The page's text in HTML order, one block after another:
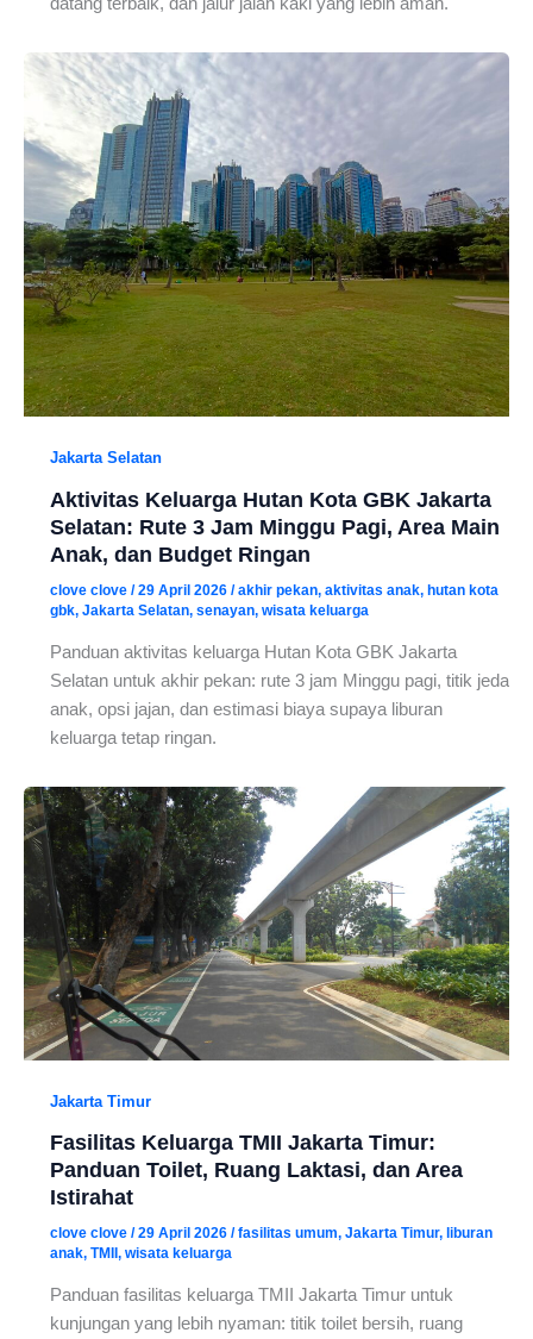
Jakarta Selatan
Aktivitas Keluarga Hutan Kota GBK Jakarta
Selatan: Rute 3 Jam Minggu Pagi, Area Main
Anak, dan Budget Ringan
clove clove /29 April 2026 /akhir pekan, aktivitas anak, hutan kota
gbk, Jakarta Selatan, senayan, wisata keluarga
Panduan aktivitas keluarga Hutan Kota GBK Jakarta
Selatan untuk akhir pekan: rute 3 jam Minggu pagi, titik jeda
anak, opsi jajan, dan estimasi biaya supaya liburan
keluarga tetap ringan.
Jakarta Timur
Fasilitas Keluarga TMII Jakarta Timur:
Panduan Toilet, Ruang Laktasi, dan Area
Istirahat
clove clove /29 April 2026 /fasilitas umum, Jakarta Timur, liburan
anak, TMII , wisata keluarga
Panduan fasilitas keluarga TMII Jakarta Timur untuk
kunjungan yang lebih nyaman: titik toilet bersih, ruang